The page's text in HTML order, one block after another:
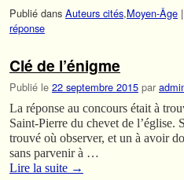
Publié dans Auteurs cités,Moyen-Âge |
réponse
Clé de l’énigme
Publié le 22 septembre 2015 par
La réponse au concours était à
Saint-Pierre du chevet de l’église.
trouvé où observer, et un à avoir
sans parvenir à …
Lire la suite →